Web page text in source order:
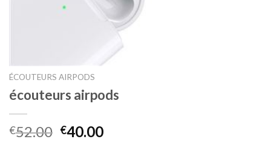
ÉCOUTEURS AIRPODS
écouteurs airpods
€52.00 €40.00